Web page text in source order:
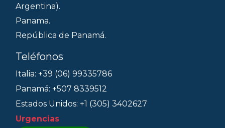
Argentina).
Panama.
República de Panamá.
Teléfonos
Italia: +39 (06) 99335786
Panamá: +507 8339512
Estados Unidos: +1 (305) 3402627
Urgencias